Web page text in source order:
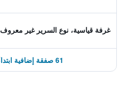
غرفة قياسية، نوع السرير غير معروف
61 صفقة إضافية ابتداءً من 571 ﷼